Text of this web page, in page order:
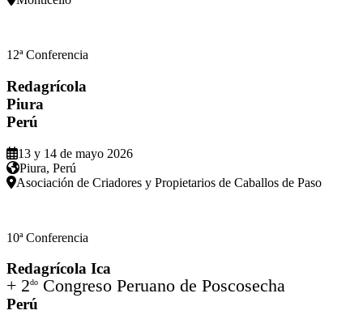
12ª Conferencia
Redagrícola
Piura
Perú
13 y 14 de mayo 2026
Piura, Perú
Asociación de Criadores y Propietarios de Caballos de Paso
10ª Conferencia
Redagrícola Ica
+ 2do Congreso Peruano de Poscosecha
Perú